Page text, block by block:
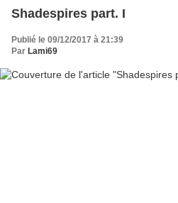
Shadespires part. I
Publié le 09/12/2017 à 21:39
Par Lami69